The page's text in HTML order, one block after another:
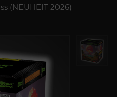
(NEUHEIT 2026)